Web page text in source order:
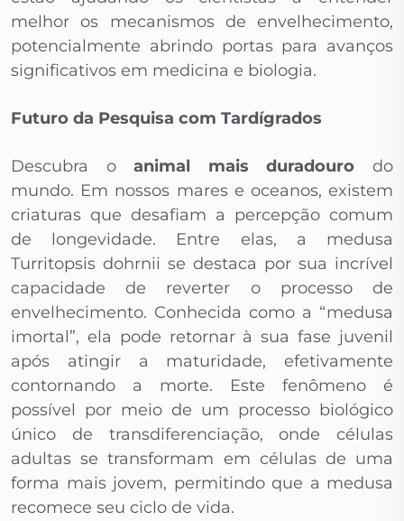
melhor os mecanismos de envelhecimento,
potencialmente abrindo portas para avanços
significativos em medicina e biologia.
Futuro da Pesquisa com Tardígrados
Descubra oanimal mais duradouro do
mundo. Em nossos mares e oceanos, existem
criaturas que desafiam a percepção comum
de longevidade. Entre elas, a medusa
Turritopsis dohrnii se destaca por sua incrível
capacidade de reverter o processo de
envelhecimento. Conhecida como a “medusa
imortal”, ela pode retornar à sua fase juvenil
após atingir a maturidade, efetivamente
contornando a morte. Este fenômeno é
possível por meio de um processo biológico
único de transdiferenciação, onde células
adultas se transformam em células de uma
forma mais jovem, permitindo que a medusa
recomece seu ciclo de vida.